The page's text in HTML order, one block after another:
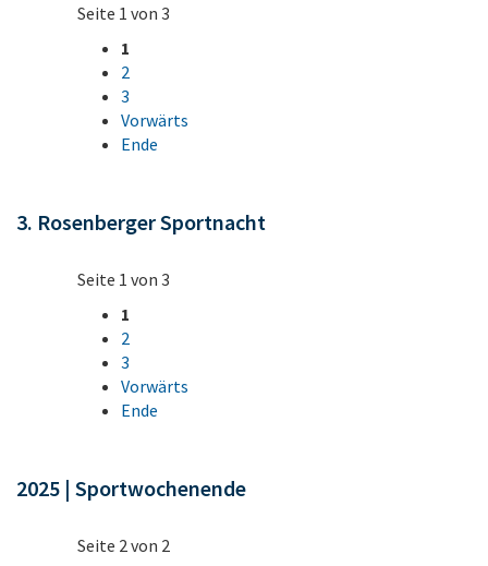
Seite 1 von 3
1
2
3
Vorwärts
Ende
3. Rosenberger Sportnacht
Seite 1 von 3
1
2
3
Vorwärts
Ende
2025 | Sportwochenende
Seite 2 von 2